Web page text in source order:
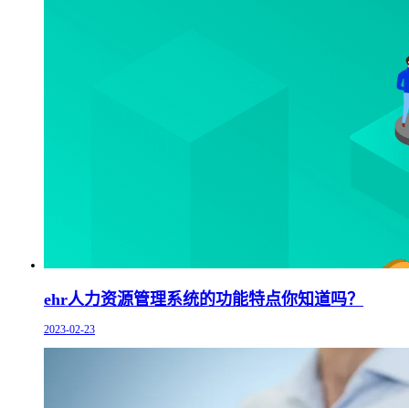
ehr人力资源管理系统的功能特点你知道吗？
2023-02-23